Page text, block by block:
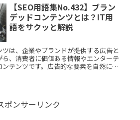
【SEO用語集No.432】ブラン
デッドコンテンツとは？IT用
語をサクッと解説
は、企業やブランドが提供する広告と
ら、消費者に価値ある情報やエンターテ
テンツです。広告的な要素を自然に組
ポンサーリンク